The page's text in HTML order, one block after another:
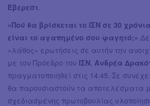
Έβερεστ
«Πού θα βρίσκεται το ΙΣΝ σε 30
είναι το αγαπημένο σου φαγητό;»
«λάθος» ερωτήσεις σε αυτήν την
με τον Πρόεδρο του ΙΣΝ Ανδρέα
πραγματοποιηθεί στις 14:45. Σε
θα παρουσιαστούν τα αποτελέσματα
σχεδιασμένης πρωτοβουλίας